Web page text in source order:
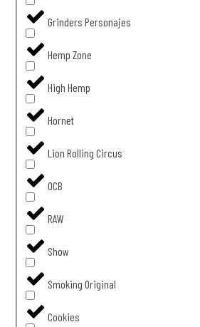
Grinders Personajes
Hemp Zone
High Hemp
Hornet
Lion Rolling Circus
OCB
RAW
Show
Smoking Original
Cookies